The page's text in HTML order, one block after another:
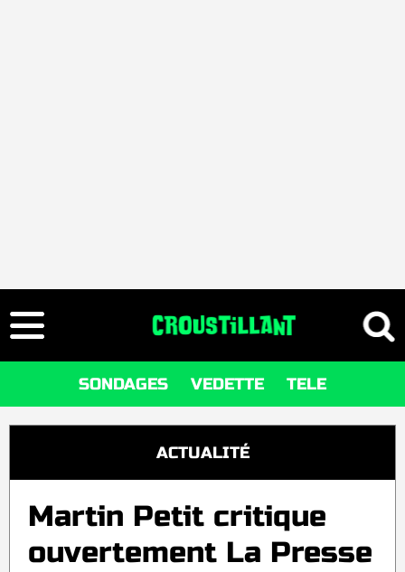
SONDAGES VEDETTE TELE
ACTUALITÉ
Martin Petit critique
ouvertement La Presse